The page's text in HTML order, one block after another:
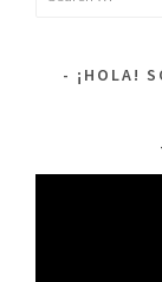
¡HOLA!